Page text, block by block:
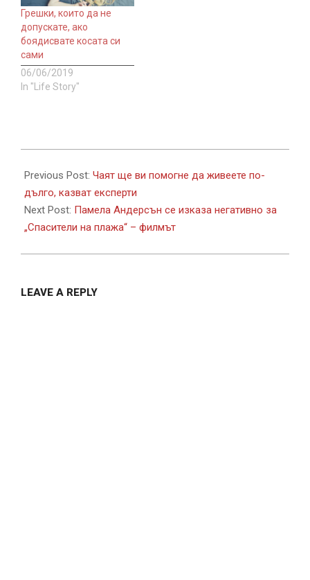
Грешки, които да не
допускате, ако
боядисвате косата си
сами
06/06/2019
In "Life Story"
05-
23
Previous Post: Чаят ще ви помогне да живеете по-
дълго, казват експерти
Next Post: Памела Андерсън се изказа негативно за
„Спасители на плажа“ – филмът
LEAVE A REPLY